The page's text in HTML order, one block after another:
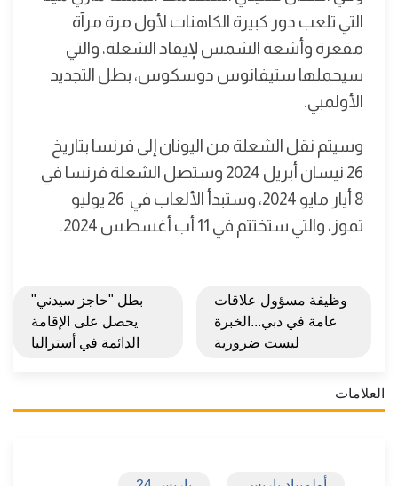
التي تلعب دور كبيرة الكاهنات لأول مرة مرآة
مقعرة وأشعة الشمس لإيقاد الشعلة، والتي
سيحملها ستيفانوس دوسكوس، بطل التجديد
الأولمبي.
وسيتم نقل الشعلة من اليونان إلى فرنسا بتاريخ
26 نيسان أبريل 2024 وستصل الشعلة فرنسا في
8 أيار مايو 2024، وستبدأ الألعاب في 26 يوليو
تموز، والتي ستختتم في 11 أب أغسطس 2024.
وظيفة مسؤول علاقات
عامة في دبي...الخبرة
ليست ضرورية
بطل "حاجز سيدني"
يحصل على الإقامة
الدائمة في أستراليا
العلامات